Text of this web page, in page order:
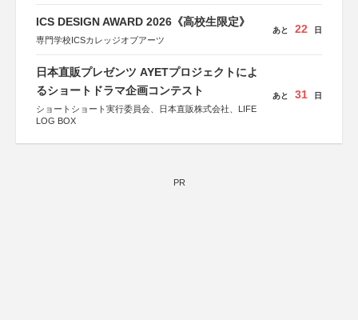
ICS DESIGN AWARD 2026《高校生限定》
専門学校ICSカレッジオブアーツ
あと 22 日
日本直販プレゼンツ AYETプロジェクトによ
るショートドラマ企画コンテスト
ショートショート実行委員会、日本直販株式会社、LIFE
LOG BOX
あと 31 日
PR